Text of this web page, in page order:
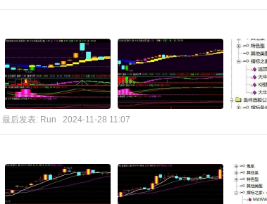
最后发表: Run 2024-11-28 11:07